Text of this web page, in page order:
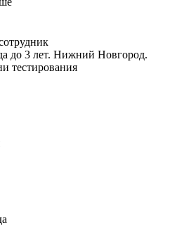
до 3 лет. Нижний Новгород.
тестирования